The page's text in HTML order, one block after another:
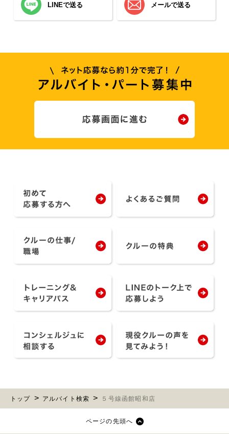
LINEで送る メールで送る
トップ アルバイト検索 ５号線函館昭和店
ページの先頭へ